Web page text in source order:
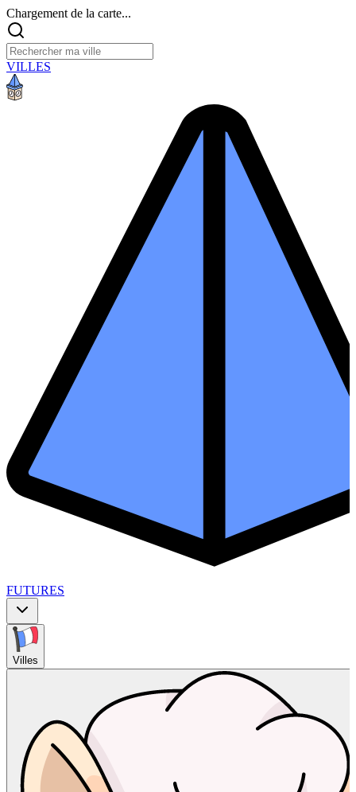
Chargement de la carte...
VILLES
FUTURES
Villes